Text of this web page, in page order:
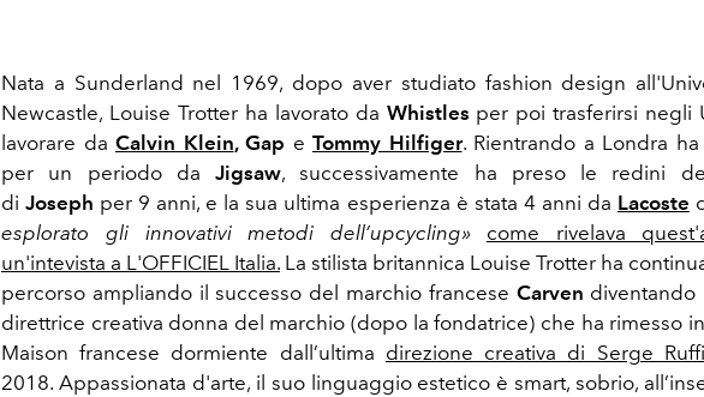
Nata a Sunderland nel 1969, dopo aver studiato fashion design
Newcastle, Louise Trotter ha lavorato da Whistles per poi trasferirsi negli
lavorare da Calvin Klein, Gap e Tommy Hilfiger. Rientrando a Londra ha
per un periodo daJigsaw, successivamente ha preso le redini
diJoseph per 9 anni, e la sua ultima esperienza è stata 4 anni da Lacoste
esplorato gli innovativi metodi dell’upcycling» come rivelava
un'intevista a L'OFFICIEL Italia. La stilista britannica Louise Trotter ha
percorso ampliando il successo del marchio francese Carven diventando
direttrice creativa donna del marchio (dopo la fondatrice) che ha rimesso
Maison francese dormiente dall’ultima direzione creativa di Serge
2018. Appassionata d'arte, il suo linguaggio estetico è smart, sobrio,